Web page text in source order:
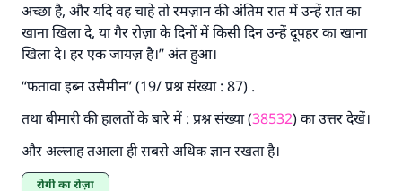
अच्छा है, और यदि वह चाहे तो रमज़ान की अंतिम रात में उन्हें रात का
खाना खिला दे, या गैर रोज़ा के दिनों में किसी दिन उन्हें दूपहर का खाना
खिला दे। हर एक जायज़ है।’’ अंत हुआ।
‘‘फतावा इब्न उसैमीन’’ (19/ प्रश्न संख्या : 87) .
तथा बीमारी की हालतों के बारे में : प्रश्न संख्या (38532) का उत्तर देखें।
और अल्लाह तआला ही सबसे अधिक ज्ञान रखता है।
रोगी का रोज़ा